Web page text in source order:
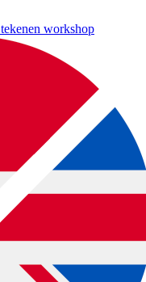
tekenen workshop